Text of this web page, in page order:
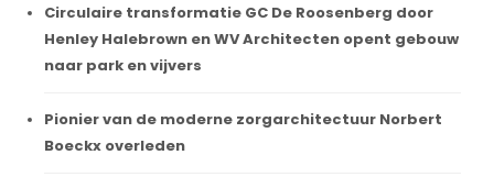
Circulaire transformatie GC De Roosenberg door
Henley Halebrown en WV Architecten opent gebouw
naar park en vijvers
Pionier van de moderne zorgarchitectuur Norbert
Boeckx overleden